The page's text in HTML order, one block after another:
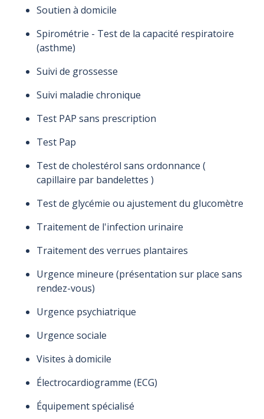
Soutien à domicile
Spirométrie - Test de la capacité respiratoire
(asthme)
Suivi de grossesse
Suivi maladie chronique
Test PAP sans prescription
Test Pap
Test de cholestérol sans ordonnance (
capillaire par bandelettes )
Test de glycémie ou ajustement du glucomètre
Traitement de l'infection urinaire
Traitement des verrues plantaires
Urgence mineure (présentation sur place sans
rendez-vous)
Urgence psychiatrique
Urgence sociale
Visites à domicile
Électrocardiogramme (ECG)
Équipement spécialisé